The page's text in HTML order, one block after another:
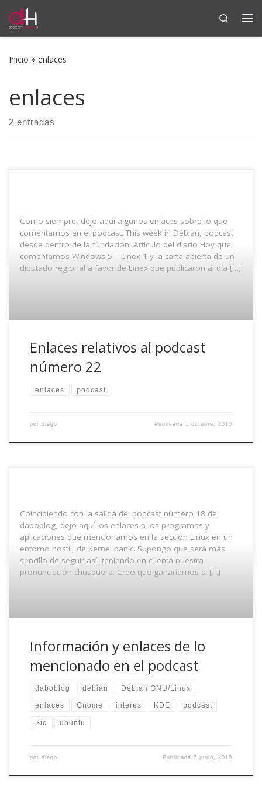
Saltar al contenido
Search
Inicio » enlaces
enlaces
2 entradas
Como siempre, dejo aquí algunos enlaces sobre lo que
comentamos en el podcast. This week in Debian, podcast
desde dentro de la fundación. Artículo del diario Hoy que
comentamos Windows 5 – Linex 1 y la carta abierta de un
diputado regional a favor de Linex que publicaron al día […]
Enlaces relativos al podcast
número 22
enlaces podcast
por diego Publicada 1 octubre, 2010
Coincidiendo con la salida del podcast número 18 de
daboblog, dejo aquí los enlaces a los programas y
aplicaciones que mencionamos en la sección Linux en un
entorno hostil, de Kernel panic. Supongo que será más
sencillo de seguir así, teniendo en cuenta nuestra
pronunciación chusquera. Creo que ganaríamos si […]
Información y enlaces de lo
mencionado en el podcast
daboblog debian Debian GNU/Linux
enlaces Gnome interes KDE podcast
Sid ubuntu
por diego Publicada 2 junio, 2010